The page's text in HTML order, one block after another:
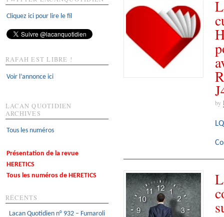
by
Cliquez ici pour lire le fil
RAFAH EST LIBRE !
Voir l’annonce ici
LACAN QUOTIDIEN
ARCHIVES
Tous les numéros
Présentation de la revue
HERETICS
Tous les numéros de HERETICS
RÉCENTS
Lacan Quotidien n° 932 – Fumaroli